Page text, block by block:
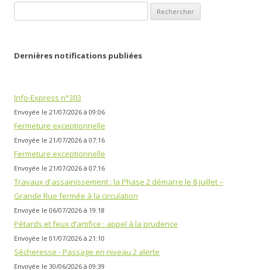
Dernières notifications publiées
Info-Express n°303
Envoyée le 21/07/2026 à 09:06
Fermeture exceptionnelle
Envoyée le 21/07/2026 à 07:16
Fermeture exceptionnelle
Envoyée le 21/07/2026 à 07:16
Travaux d'assainissement : la Phase 2 démarre le 8 juillet –
Grande Rue fermée à la circulation
Envoyée le 06/07/2026 à 19:18
Pétards et feux d’artifice : appel à la prudence
Envoyée le 01/07/2026 à 21:10
Sécheresse - Passage en niveau 2 alerte
Envoyée le 30/06/2026 à 09:39